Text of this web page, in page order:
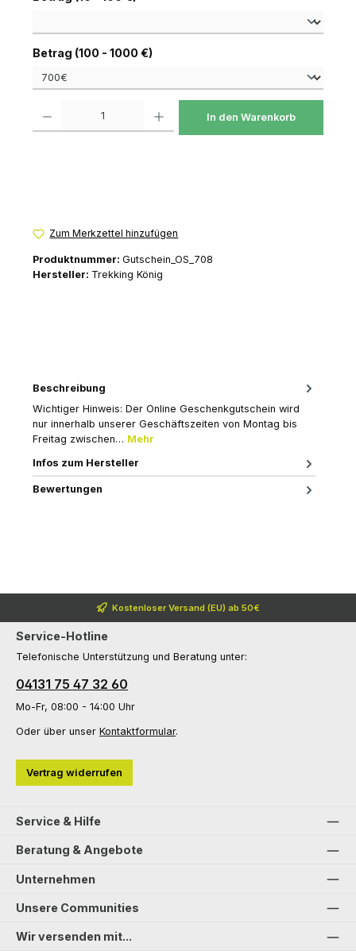
Betrag (100 - 1000 €)auswählen
In den Warenkorb
Zum Merkzettel hinzufügen
Produktnummer: Gutschein_OS_708
Hersteller: Trekking König
Beschreibung
Wichtiger Hinweis: Der Online Geschenkgutschein wird
nur innerhalb unserer Geschäftszeiten von Montag bis
Freitag zwischen… Mehr
Infos zum Hersteller
Bewertungen
Kostenloser Versand (EU) ab 50€
Service-Hotline
Telefonische Unterstützung und Beratung unter:
04131 75 47 32 60
Mo-Fr, 08:00 - 14:00 Uhr
Oder über unser Kontaktformular.
Vertrag widerrufen
Service & Hilfe
Beratung & Angebote
Unternehmen
Unsere Communities
Wir versenden mit...